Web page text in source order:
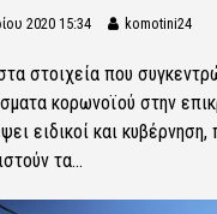
2020 15:34 komotini24
στοιχεία που
κορωνοϊού στην
ειδικοί και κυβέρνηση,
τα...